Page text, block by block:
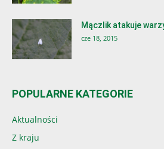
Mączlik atakuje
cze 18, 2015
POPULARNE KATEGORIE
Aktualności
Z kraju